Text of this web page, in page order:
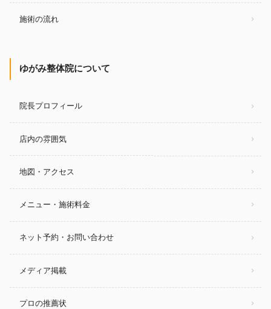
施術の流れ
ゆがみ整体院について
院長プロフィール
店内の雰囲気
地図・アクセス
メニュー・施術料金
ネット予約・お問い合わせ
メディア掲載
プロの推薦状